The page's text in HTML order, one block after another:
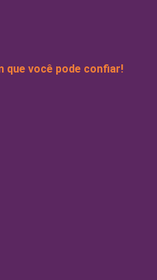
que você pode confiar!